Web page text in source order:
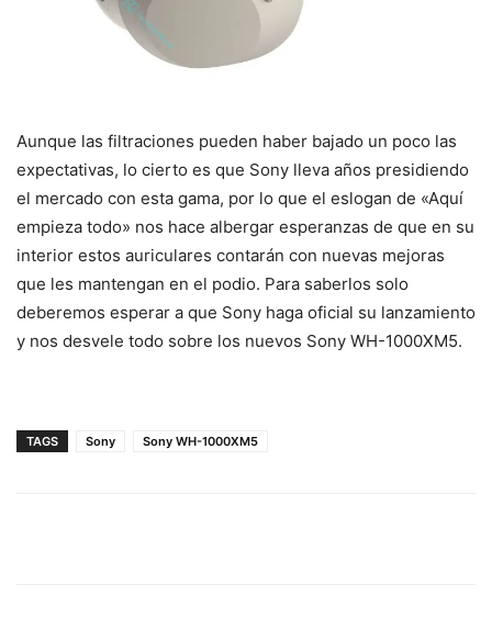
Aunque las filtraciones pueden haber bajado un poco las
expectativas, lo cierto es que Sony lleva años presidiendo
el mercado con esta gama, por lo que el eslogan de «Aquí
empieza todo» nos hace albergar esperanzas de que en su
interior estos auriculares contarán con nuevas mejoras
que les mantengan en el podio. Para saberlos solo
deberemos esperar a que Sony haga oficial su lanzamiento
y nos desvele todo sobre los nuevos Sony WH-1000XM5.
TAGS Sony Sony WH-1000XM5